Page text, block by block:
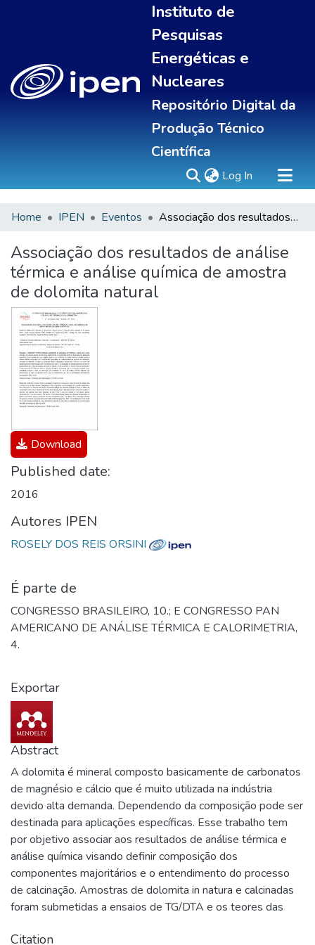
Instituto de
Pesquisas
Energéticas e
Nucleares
Repositório Digital da
Produção Técnico
Científica
Log In (current)
Sobre
Communities & Collections
All of DSpace
Statistics
Home IPEN Eventos Associação dos resultados de análise térmica e análise química de amostra de dolomita natural
Associação dos resultados de análise
térmica e análise química de amostra
de dolomita natural
Download
Published date:
2016
Autores IPEN
ROSELY DOS REIS ORSINI
É parte de
CONGRESSO BRASILEIRO, 10.; E CONGRESSO PAN
AMERICANO DE ANÁLISE TÉRMICA E CALORIMETRIA,
4.
Exportar
Abstract
A dolomita é mineral composto basicamente de carbonatos
de magnésio e cálcio que é muito utilizada na indústria
devido alta demanda. Dependendo da composição pode ser
destinada para aplicações específicas. Esse trabalho tem
por objetivo associar aos resultados de análise térmica e
análise química visando definir composição dos
componentes majoritários e o entendimento do processo
de calcinação. Amostras de dolomita in natura e calcinadas
foram submetidas a ensaios de TG/DTA e os teores das
raios X. Os resultados de termogravimetria permitiram
Citation